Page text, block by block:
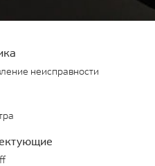
неисправности